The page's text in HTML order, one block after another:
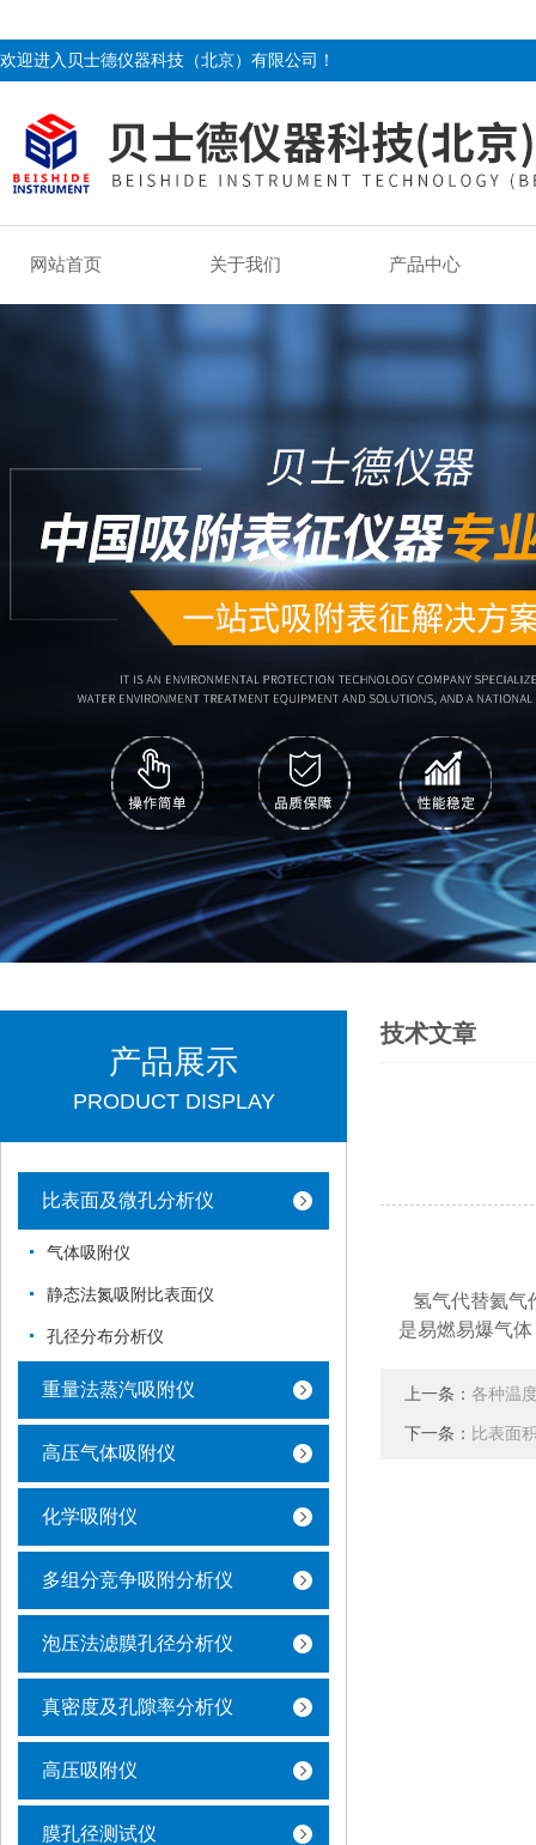
欢迎进入贝士德仪器科技（北京）有限公司！
网站首页 关于我们 产品中心
产品展示
PRODUCT DISPLAY
比表面及微孔分析仪
气体吸附仪
静态法氮吸附比表面仪
孔径分布分析仪
重量法蒸汽吸附仪
高压气体吸附仪
化学吸附仪
多组分竞争吸附分析仪
泡压法滤膜孔径分析仪
真密度及孔隙率分析仪
高压吸附仪
膜孔径测试仪
技术文章
氢气代替氦气
是易燃易爆气
上一条： 各种温
下一条： 比表面